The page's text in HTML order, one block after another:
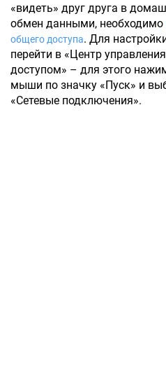
«видеть» друг друга в
обмен данными, необходимо
общего доступа. Для
перейти в «Центр
доступом» – для этого
мыши по значку «Пуск» и
«Сетевые подключения».